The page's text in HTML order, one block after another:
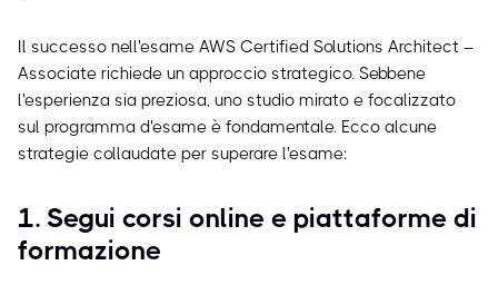
Il successo nell'esame AWS Certified Solutions Architect –
Associate richiede un approccio strategico. Sebbene
l'esperienza sia preziosa, uno studio mirato e focalizzato
sul programma d'esame è fondamentale. Ecco alcune
strategie collaudate per superare l'esame:
1. Segui corsi online e piattaforme di
formazione